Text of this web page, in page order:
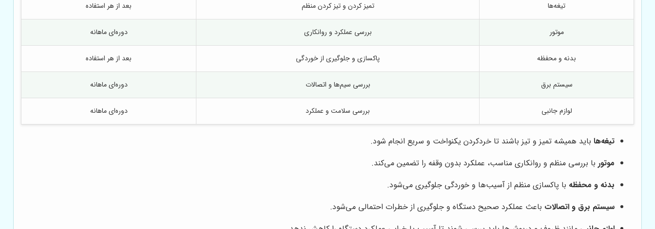
تیغه‌ها تمیز کردن و تیز کردن منظم بعد از هر استفاده
موتور بررسی عملکرد و روانکاری دوره‌ای ماهانه
بدنه و محفظه پاکسازی و جلوگیری از خوردگی بعد از هر استفاده
سیستم برق بررسی سیم‌ها و اتصالات دوره‌ای ماهانه
لوازم جانبی بررسی سلامت و عملکرد دوره‌ای ماهانه
تیغه‌ها باید همیشه تمیز و تیز باشند تا خردکردن یکنواخت و سریع انجام شود.
موتور با بررسی منظم و روانکاری مناسب، عملکرد بدون وقفه را تضمین می‌کند.
بدنه و محفظه با پاکسازی منظم از آسیب‌ها و خوردگی جلوگیری می‌شود.
سیستم برق و اتصالات باعث عملکرد صحیح دستگاه و جلوگیری از خطرات احتمالی می‌شود.